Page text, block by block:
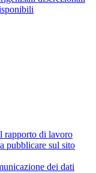
rapporto di lavoro
pubblicare sul sito
dei dati